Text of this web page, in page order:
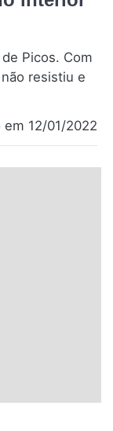
Picos. Com
resistiu e
em 12/01/2022